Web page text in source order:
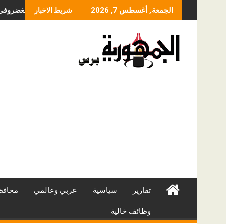
to
الجمعة, أغسطس 7, 2026 شريط الاخبار
ما الذي يحدد سعر
تقارير سياسية عربي وعالمي
وظائف خالية